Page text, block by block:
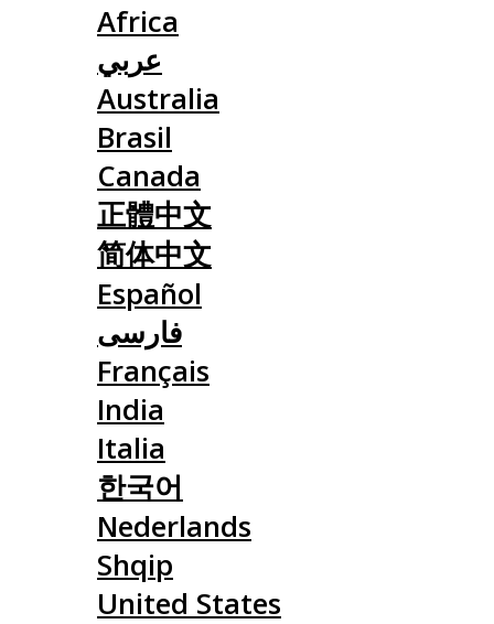
Africa
عربي
Australia
Brasil
Canada
正體中文
简体中文
Español
فارسی
Français
India
Italia
한국어
Nederlands
Shqip
United States